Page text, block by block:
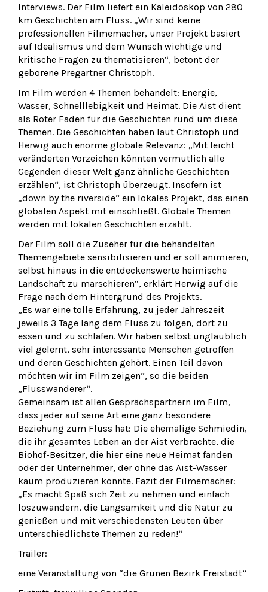
Interviews. Der Film liefert ein Kaleidoskop von 280
km Geschichten am Fluss. „Wir sind keine
professionellen Filmemacher, unser Projekt basiert
auf Idealismus und dem Wunsch wichtige und
kritische Fragen zu thematisieren“, betont der
geborene Pregartner Christoph.
Im Film werden 4 Themen behandelt: Energie,
Wasser, Schnelllebigkeit und Heimat. Die Aist dient
als Roter Faden für die Geschichten rund um diese
Themen. Die Geschichten haben laut Christoph und
Herwig auch enorme globale Relevanz: „Mit leicht
veränderten Vorzeichen könnten vermutlich alle
Gegenden dieser Welt ganz ähnliche Geschichten
erzählen“, ist Christoph überzeugt. Insofern ist
„down by the riverside“ ein lokales Projekt, das einen
globalen Aspekt mit einschließt. Globale Themen
werden mit lokalen Geschichten erzählt.
Der Film soll die Zuseher für die behandelten
Themengebiete sensibilisieren und er soll animieren,
selbst hinaus in die entdeckenswerte heimische
Landschaft zu marschieren“, erklärt Herwig auf die
Frage nach dem Hintergrund des Projekts.
„Es war eine tolle Erfahrung, zu jeder Jahreszeit
jeweils 3 Tage lang dem Fluss zu folgen, dort zu
essen und zu schlafen. Wir haben selbst unglaublich
viel gelernt, sehr interessante Menschen getroffen
und deren Geschichten gehört. Einen Teil davon
möchten wir im Film zeigen“, so die beiden
„Flusswanderer“.
Gemeinsam ist allen Gesprächspartnern im Film,
dass jeder auf seine Art eine ganz besondere
Beziehung zum Fluss hat: Die ehemalige Schmiedin,
die ihr gesamtes Leben an der Aist verbrachte, die
Biohof-Besitzer, die hier eine neue Heimat fanden
oder der Unternehmer, der ohne das Aist-Wasser
kaum produzieren könnte. Fazit der Filmemacher:
„Es macht Spaß sich Zeit zu nehmen und einfach
loszuwandern, die Langsamkeit und die Natur zu
genießen und mit verschiedensten Leuten über
unterschiedlichste Themen zu reden!“
Trailer:
eine Veranstaltung von “die Grünen Bezirk Freistadt”